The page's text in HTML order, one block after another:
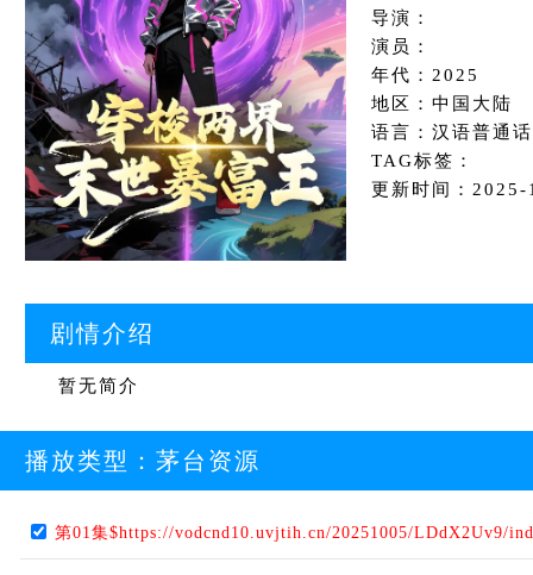
导演：
演员：
年代：2025
地区：中国大陆
语言：汉语普通话
TAG标签：
更新时间：
剧情介绍
暂无简介
播放类型： 茅台资源
第01集$https://vodcnd10.uvjtih.cn/20251005/LDdX2Uv9/